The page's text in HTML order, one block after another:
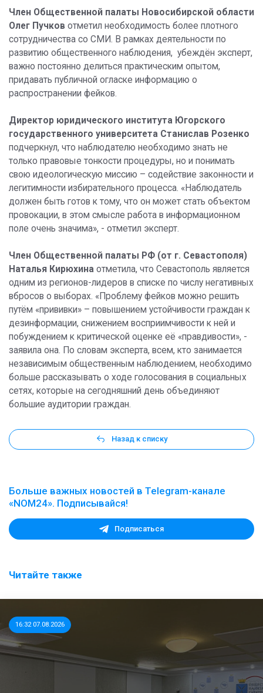
Член Общественной палаты Новосибирской области
Олег Пучков отметил необходимость более плотного
сотрудничества со СМИ. В рамках деятельности по
развитию общественного наблюдения, убеждён эксперт,
важно постоянно делиться практическим опытом,
придавать публичной огласке информацию о
распространении фейков.
Директор юридического института Югорского
государственного университета Станислав Розенко
подчеркнул, что наблюдателю необходимо знать не
только правовые тонкости процедуры, но и понимать
свою идеологическую миссию – содействие законности и
легитимности избирательного процесса. «Наблюдатель
должен быть готов к тому, что он может стать объектом
провокации, в этом смысле работа в информационном
поле очень значима», - отметил эксперт.
Член Общественной палаты РФ (от г. Севастополя)
Наталья Кирюхина отметила, что Севастополь является
одним из регионов-лидеров в списке по числу негативных
вбросов о выборах. «Проблему фейков можно решить
путём «прививки» – повышением устойчивости граждан к
дезинформации, снижением восприимчивости к ней и
побуждением к критической оценке её «правдивости», -
заявила она. По словам эксперта, всем, кто занимается
независимым общественным наблюдением, необходимо
больше рассказывать о ходе голосования в социальных
сетях, которые на сегодняшний день объединяют
большие аудитории граждан.
Назад к списку
Больше важных новостей в Telegram-канале
«NOM24». Подписывайся!
Подписаться
Читайте также
16:32 07.08.2026